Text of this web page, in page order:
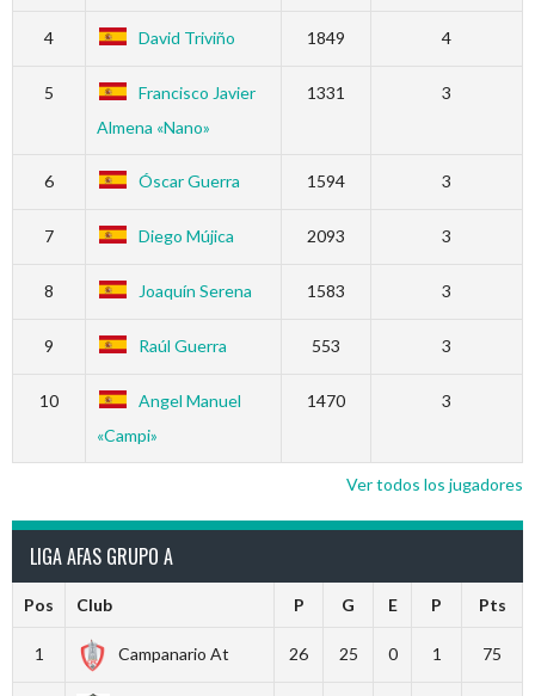
4 David Triviño 1849 4
5
Francisco Javier
Almena «Nano»
1331 3
6 Óscar Guerra 1594 3
7 Diego Mújica 2093 3
8 Joaquín Serena 1583 3
9 Raúl Guerra 553 3
10
Angel Manuel
«Campi»
1470 3
Ver todos los jugadores
LIGA AFAS GRUPO A
Pos Club P G E P Pts
1 Campanario At 26 25 0 1 75